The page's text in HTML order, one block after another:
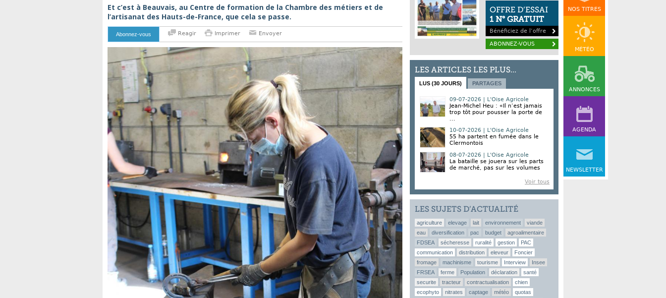
NOS TITRES
MÉTÉO
ANNONCES
AGENDA
NEWSLETTER
Et c’est à Beauvais, au Centre de formation de la Chambre des métiers et de
l’artisanat des Hauts-de-France, que cela se passe.
Abonnez-vous Reagir Imprimer Envoyer
OFFRE D’ESSAI
1 N° GRATUIT
Bénéficiez de l’offre
ABONNEZ-VOUS
LES ARTICLES LES PLUS...
LUS (30 JOURS) PARTAGES
09-07-2026 | L'Oise Agricole
Jean-Michel Heu : «Il n’est jamais
trop tôt pour pousser la porte de
...
10-07-2026 | L'Oise Agricole
55 ha partent en fumée dans le
Clermontois
08-07-2026 | L'Oise Agricole
La bataille se jouera sur les parts
de marché, pas sur les volumes
Voir tous
LES SUJETS D’ACTUALITÉ
agriculture elevage lait environnement
viande
eau
diversification pac budget
agroalimentaire
FDSEA
sécheresse ruralité gestion
PAC
communication
distribution eleveur
Foncier
fromage
machinisme tourisme Interview
Insee
FRSEA
ferme Population déclaration
santé
securite
tracteur contractualisation
chien
ecophyto
nitrates captage météo
quotas